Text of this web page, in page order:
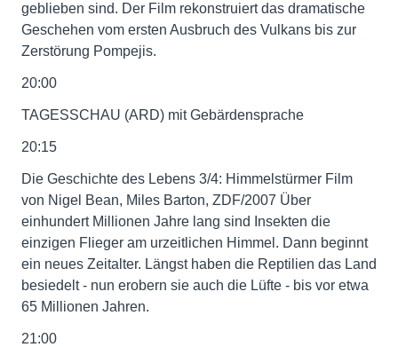
geblieben sind. Der Film rekonstruiert das dramatische
Geschehen vom ersten Ausbruch des Vulkans bis zur
Zerstörung Pompejis.
20:00
TAGESSCHAU (ARD) mit Gebärdensprache
20:15
Die Geschichte des Lebens 3/4: Himmelstürmer Film
von Nigel Bean, Miles Barton, ZDF/2007 Über
einhundert Millionen Jahre lang sind Insekten die
einzigen Flieger am urzeitlichen Himmel. Dann beginnt
ein neues Zeitalter. Längst haben die Reptilien das Land
besiedelt - nun erobern sie auch die Lüfte - bis vor etwa
65 Millionen Jahren.
21:00